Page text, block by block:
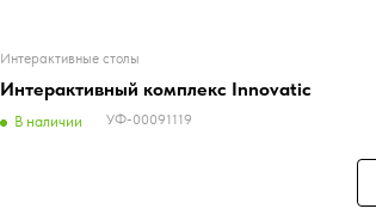
Интерактивные столы
Интерактивный комплекс Innovatic
В наличии УФ-00091119